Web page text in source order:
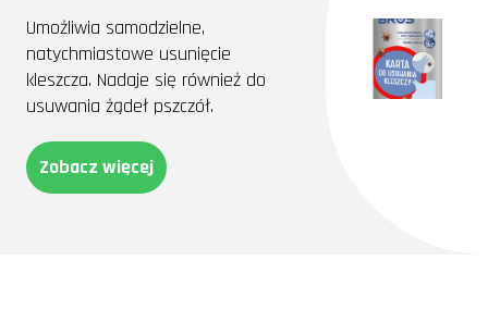
Umożliwia samodzielne,
natychmiastowe usunięcie
kleszcza. Nadaje się również do
usuwania żądeł pszczół.
Zobacz więcej